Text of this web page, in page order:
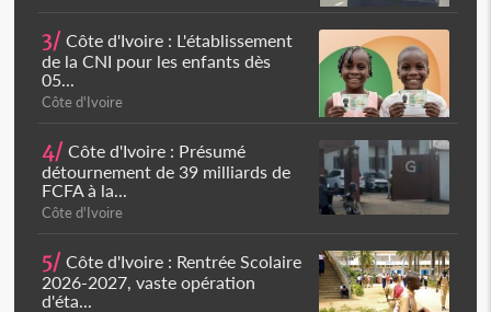
3/ Côte d'Ivoire : L'établissement
de la CNI pour les enfants dès
05...
Côte d'Ivoire
4/ Côte d'Ivoire : Présumé
détournement de 39 milliards de
FCFA à la...
Côte d'Ivoire
5/ Côte d'Ivoire : Rentrée Scolaire
2026-2027, vaste opération
d'éta...